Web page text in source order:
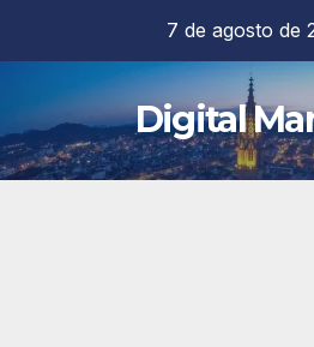
contenido
7 de agosto de
Digital